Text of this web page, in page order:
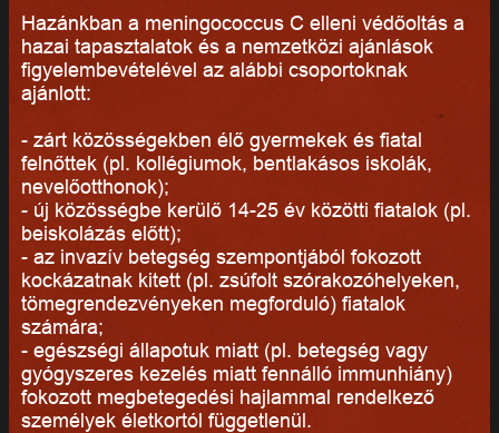
Hazánkban a meningococcus C elleni védőoltás a
hazai tapasztalatok és a nemzetközi ajánlások
figyelembevételével az alábbi csoportoknak
ajánlott:
- zárt közösségekben élő gyermekek és fiatal
felnőttek (pl. kollégiumok, bentlakásos iskolák,
nevelőotthonok);
- új közösségbe kerülő 14-25 év közötti fiatalok (pl.
beiskolázás előtt);
- az invazív betegség szempontjából fokozott
kockázatnak kitett (pl. zsúfolt szórakozóhelyeken,
tömegrendezvényeken megforduló) fiatalok
számára;
- egészségi állapotuk miatt (pl. betegség vagy
gyógyszeres kezelés miatt fennálló immunhiány)
fokozott megbetegedési hajlammal rendelkező
személyek életkortól függetlenül.